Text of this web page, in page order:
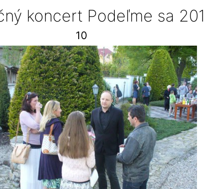
koncert Podeľme sa
10